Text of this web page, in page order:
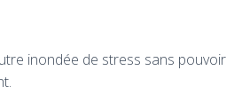
inondée de stress sans pouvoir